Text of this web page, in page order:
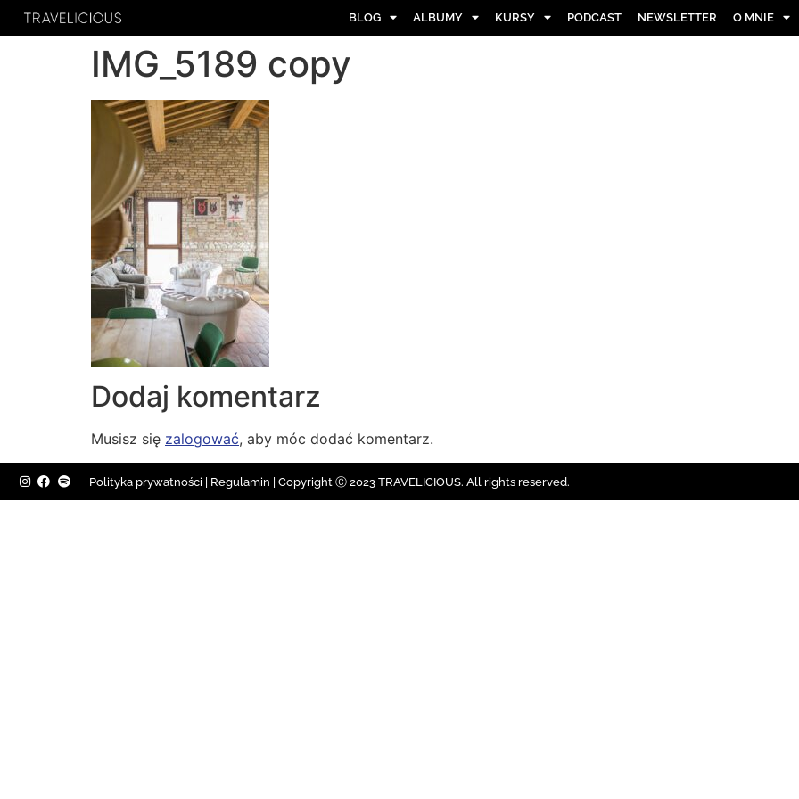
BLOG ALBUMY KURSY PODCAST NEWSLETTER O MNIE
IMG_5189 copy
Dodaj komentarz
Musisz się zalogować, aby móc dodać komentarz.
Polityka prywatności Regulamin | Copyright Ⓒ 2023 TRAVELICIOUS. All rights reserved.